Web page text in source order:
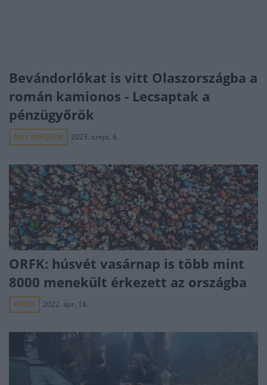
Bevándorlókat is vitt Olaszországba a
román kamionos - Lecsaptak a
pénzügyőrök
NAV INFOTÁR 2023. szept. 6.
ORFK: húsvét vasárnap is több mint
8000 menekült érkezett az országba
HÍREK 2022. ápr. 18.